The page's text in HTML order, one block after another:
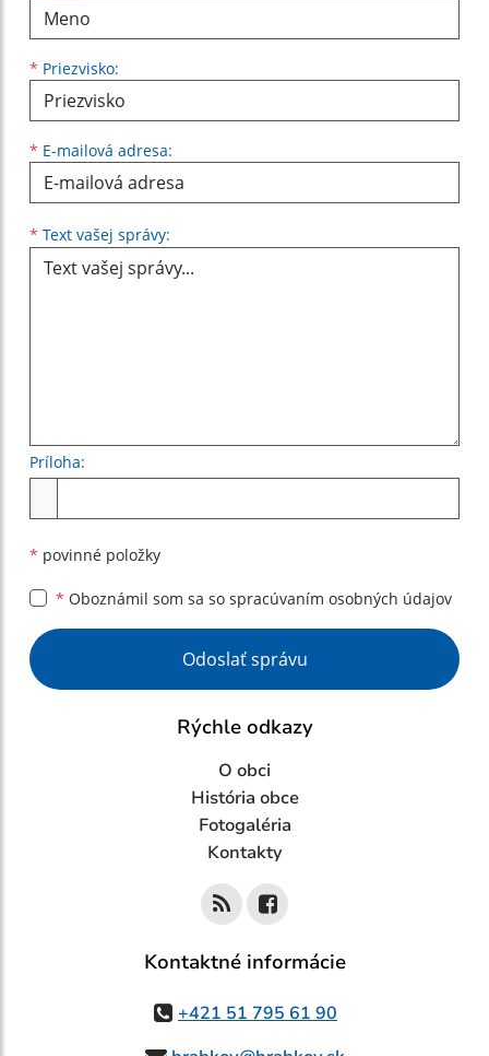
* Priezvisko:
* E-mailová adresa:
* Text vašej správy:
Príloha:
* povinné položky
* Oboznámil som sa so spracúvaním osobných údajov
Google reCaptcha Response
Odoslať správu
Rýchle odkazy
O obci
História obce
Fotogaléria
Kontakty
Kontaktné informácie
+421 51 795 61 90